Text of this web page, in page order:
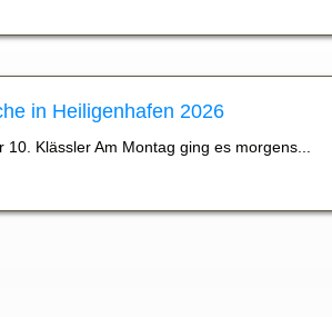
in Heiligenhafen 2026
10. Klässler Am Montag ging es morgens...